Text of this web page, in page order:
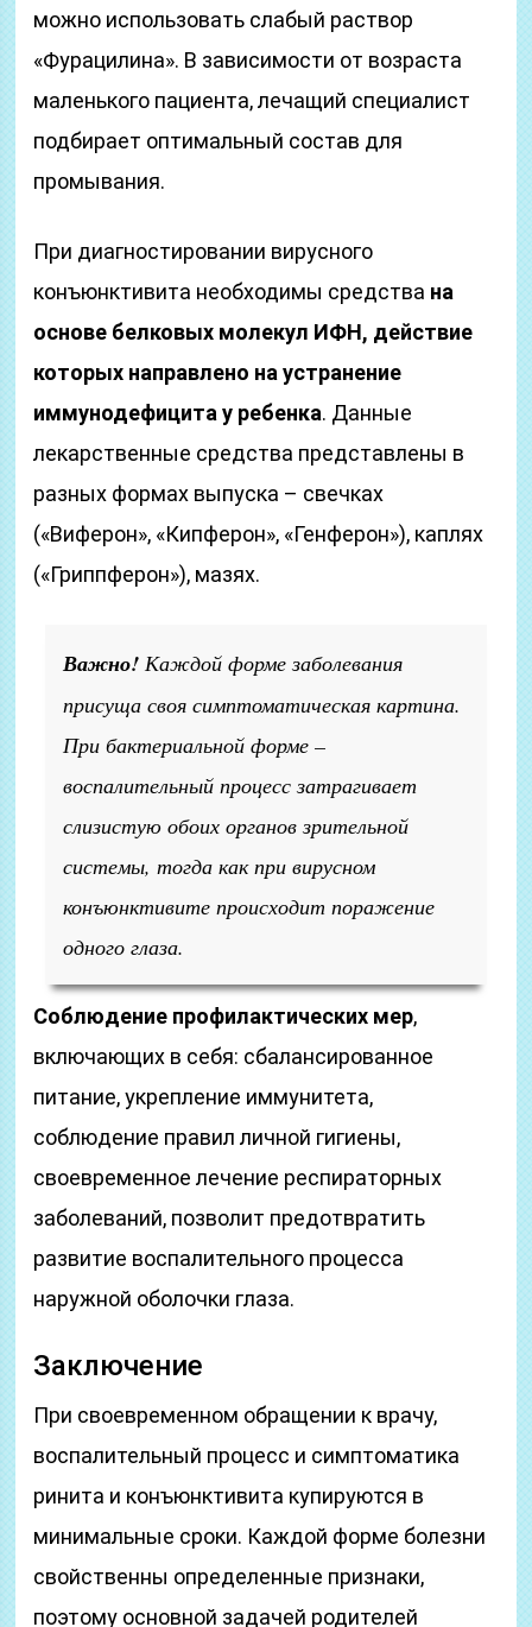
можно использовать слабый раствор
«Фурацилина». В зависимости от возраста
маленького пациента, лечащий специалист
подбирает оптимальный состав для
промывания.
При диагностировании вирусного
конъюнктивита необходимы средства на
основе белковых молекул ИФН, действие
которых направлено на устранение
иммунодефицита у ребенка. Данные
лекарственные средства представлены в
разных формах выпуска – свечках
(«Виферон», «Кипферон», «Генферон»), каплях
(«Гриппферон»), мазях.
Важно! Каждой форме заболевания
присуща своя симптоматическая картина.
При бактериальной форме –
воспалительный процесс затрагивает
слизистую обоих органов зрительной
системы, тогда как при вирусном
конъюнктивите происходит поражение
одного глаза.
Соблюдение профилактических мер,
включающих в себя: сбалансированное
питание, укрепление иммунитета,
соблюдение правил личной гигиены,
своевременное лечение респираторных
заболеваний, позволит предотвратить
развитие воспалительного процесса
наружной оболочки глаза.
Заключение
При своевременном обращении к врачу,
воспалительный процесс и симптоматика
ринита и конъюнктивита купируются в
минимальные сроки. Каждой форме болезни
свойственны определенные признаки,
поэтому основной задачей родителей